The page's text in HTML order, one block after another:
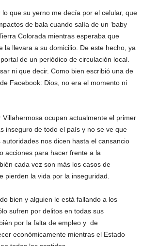
que su yerno me decía por el celular, que
de bala cuando salía de un ‘baby
Colorada mientras esperaba que
la llevara a su domicilio. De este hecho, ya
de un periódico de circulación local.
ni que decir. Como bien escribió una de
Facebook: Dios, no era el momento ni
Villahermosa ocupan actualmente el primer
inseguro de todo el país y no se ve que
nos dicen hasta el cansancio
acciones para hacer frente a la
cada vez son más los casos de
pierden la vida por la inseguridad.
bien y alguien le está fallando a los
sufren por delitos en todas sus
por la falta de empleo y de
económicamente mientras el Estado